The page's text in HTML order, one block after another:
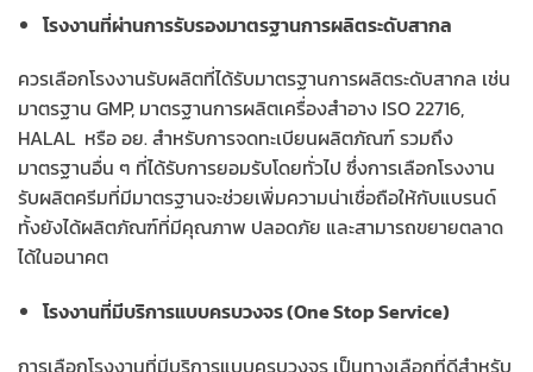
โรงงานที่ผ่านการรับรองมาตรฐานการผลิตระดับสากล
ควรเลือกโรงงานรับผลิตที่ได้รับมาตรฐานการผลิตระดับสากล เช่น
มาตรฐาน GMP, มาตรฐานการผลิตเครื่องสำอาง ISO 22716,
HALAL หรือ อย. สำหรับการจดทะเบียนผลิตภัณฑ์ รวมถึง
มาตรฐานอื่น ๆ ที่ได้รับการยอมรับโดยทั่วไป ซึ่งการเลือกโรงงาน
รับผลิตครีมที่มีมาตรฐานจะช่วยเพิ่มความน่าเชื่อถือให้กับแบรนด์
ทั้งยังได้ผลิตภัณฑ์ที่มีคุณภาพ ปลอดภัย และสามารถขยายตลาด
ได้ในอนาคต
โรงงานที่มีบริการแบบครบวงจร (One Stop Service)
การเลือกโรงงานที่มีบริการแบบครบวงจร เป็นทางเลือกที่ดีสำหรับ